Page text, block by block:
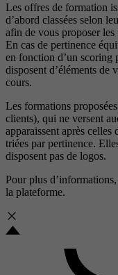
Les offres de formation
d’abord classées selon
afin de vous proposer les
En cas de pertinence
en fonction d’un scoring
disposent d’éléments de
cours.
Les formations
clients), qui ne versent
apparaissent après celles
triées par pertinence.
disposent pas de logos.
Pour plus
la plateforme.